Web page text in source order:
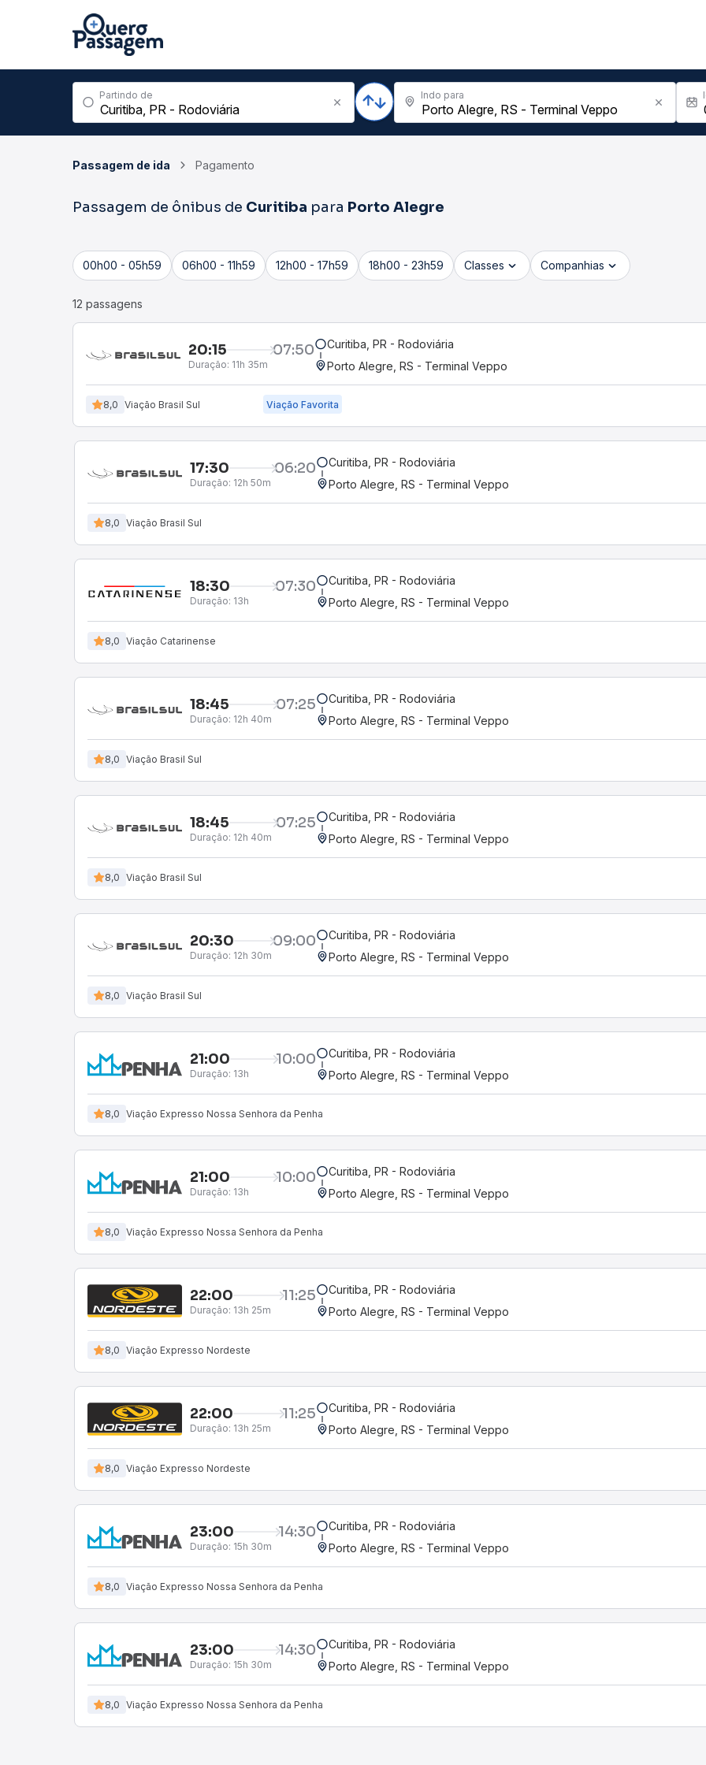
Partindo de Indo para
Passagem de ida Pagamento
Passagem de ônibus de Curitiba para Porto Alegre
00h00 - 05h59 06h00 - 11h59 12h00 - 17h59 18h00 - 23h59 Classes Companhias
12 passagens
20:15 07:50
Duração: 11h 35m
Curitiba, PR - Rodoviária
Porto Alegre, RS - Terminal Veppo
8,0 Viação Brasil Sul Viação Favorita
17:30 06:20
Duração: 12h 50m
Curitiba, PR - Rodoviária
Porto Alegre, RS - Terminal Veppo
8,0 Viação Brasil Sul
18:30 07:30
Duração: 13h
Curitiba, PR - Rodoviária
Porto Alegre, RS - Terminal Veppo
8,0 Viação Catarinense
18:45 07:25
Duração: 12h 40m
Curitiba, PR - Rodoviária
Porto Alegre, RS - Terminal Veppo
8,0 Viação Brasil Sul
18:45 07:25
Duração: 12h 40m
Curitiba, PR - Rodoviária
Porto Alegre, RS - Terminal Veppo
8,0 Viação Brasil Sul
20:30 09:00
Duração: 12h 30m
Curitiba, PR - Rodoviária
Porto Alegre, RS - Terminal Veppo
8,0 Viação Brasil Sul
21:00 10:00
Duração: 13h
Curitiba, PR - Rodoviária
Porto Alegre, RS - Terminal Veppo
8,0 Viação Expresso Nossa Senhora da Penha
21:00 10:00
Duração: 13h
Curitiba, PR - Rodoviária
Porto Alegre, RS - Terminal Veppo
8,0 Viação Expresso Nossa Senhora da Penha
22:00 11:25
Duração: 13h 25m
Curitiba, PR - Rodoviária
Porto Alegre, RS - Terminal Veppo
8,0 Viação Expresso Nordeste
22:00 11:25
Duração: 13h 25m
Curitiba, PR - Rodoviária
Porto Alegre, RS - Terminal Veppo
8,0 Viação Expresso Nordeste
23:00 14:30
Duração: 15h 30m
Curitiba, PR - Rodoviária
Porto Alegre, RS - Terminal Veppo
8,0 Viação Expresso Nossa Senhora da Penha
23:00 14:30
Duração: 15h 30m
Curitiba, PR - Rodoviária
Porto Alegre, RS - Terminal Veppo
8,0 Viação Expresso Nossa Senhora da Penha